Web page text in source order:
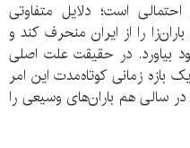
است؛ دلایل متفاوتی
را از ایران منحرف کند و
بیاورد. در حقیقت علت اصلی
بازه زمانی کوتاه‌مدت این امر
سالی هم باران‌های وسیعی را